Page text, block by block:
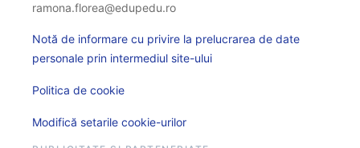
ramona.florea@edupedu.ro
Notă de informare cu privire la prelucrarea de date
personale prin intermediul site-ului
Politica de cookie
Modifică setarile cookie-urilor